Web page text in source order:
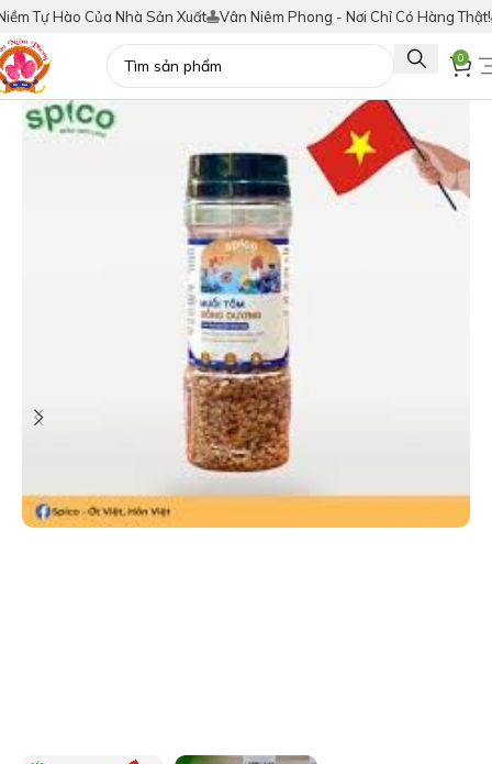
Của Nhà Sản Xuất Vân Niêm Phong - Nơi Chỉ Có Hàng Thật! Tích
0